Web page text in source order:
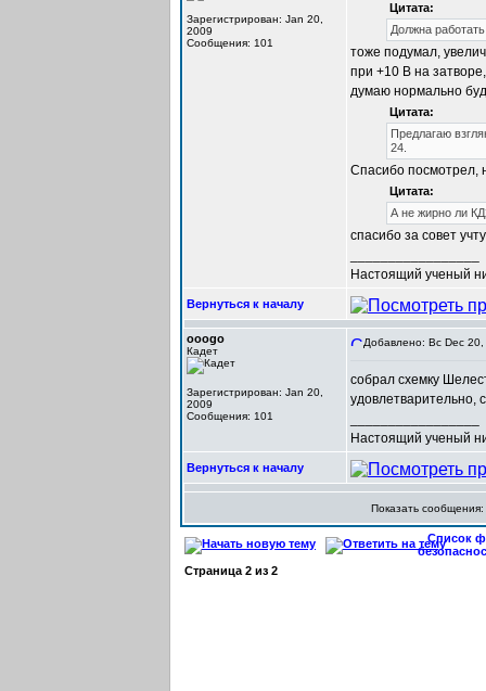
Зарегистрирован: Jan 20,
2009
Сообщения: 101
Цитата:
Должна
тоже подумал,
при +10 В на
думаю нормально
Цитата:
Предлагаю
24.
Спасибо посмотрел,
Цитата:
А не жирно ли
спасибо за совет
Настоящий ученый
Вернуться к началу
ooogo
Кадет
Зарегистрирован: Jan 20,
2009
Сообщения: 101
Добавлено: Вс Dec
собрал схемку
удовлетварительно,
Настоящий ученый
Вернуться к началу
Показать сообщения:
Список
Страница 2 из 2